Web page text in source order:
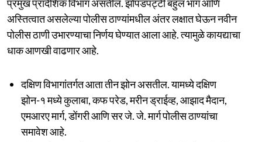
प्रमुख प्रादेशिक विभाग असतील. झोपडपट्टी बहुल भाग आणि
अस्तित्वात असलेल्या पोलीस ठाण्यांमधील अंतर लक्षात घेऊन नवीन
पोलीस ठाणी उभारण्याचा निर्णय घेण्यात आला आहे. त्यामुळे कायद्याचा
धाक आणखी वाढणार आहे.
दक्षिण विभागांतर्गत आता तीन झोन असतील. यामध्ये दक्षिण
झोन-१ मध्ये कुलाबा, कफ परेड, मरीन ड्राईव्ह, आझाद मैदान,
एमआरए मार्ग, डोंगरी आणि सर जे. जे. मार्ग पोलीस ठाण्यांचा
समावेश आहे.